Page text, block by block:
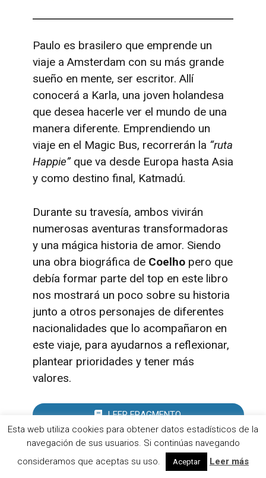
Paulo es brasilero que emprende un
viaje a Amsterdam con su más grande
sueño en mente, ser escritor. Allí
conocerá a Karla, una joven holandesa
que desea hacerle ver el mundo de una
manera diferente. Emprendiendo un
viaje en el Magic Bus, recorrerán la “ruta
Happie”que va desde Europa hasta Asia
y como destino final, Katmadú.
Durante su travesía, ambos vivirán
numerosas aventuras transformadoras
y una mágica historia de amor. Siendo
una obra biográfica de Coelho pero que
debía formar parte del top en este libro
nos mostrará un poco sobre su historia
junto a otros personajes de diferentes
nacionalidades que lo acompañaron en
este viaje, para ayudarnos a reflexionar,
plantear prioridades y tener más
valores.
LEER FRAGMENTO
VER OPINIONES EN AMAZON
Esta web utiliza cookies para obtener datos estadísticos de la
navegación de sus usuarios. Si continúas navegando
consideramos que aceptas su uso.
Aceptar Leer más